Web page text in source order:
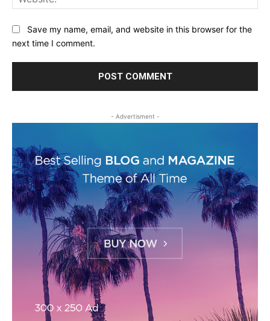
Save my name, email, and website in this browser for the
next time I comment.
- Advertisment -